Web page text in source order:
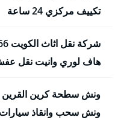
تكييف مركزي 24 ساعة
هاف لوري وانيت نقل
ونش سحب وانقاذ سيارات